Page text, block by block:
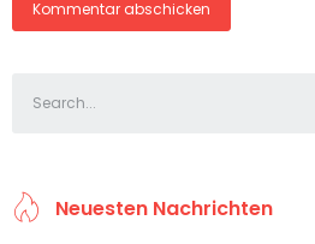
Neuesten Nachrichten